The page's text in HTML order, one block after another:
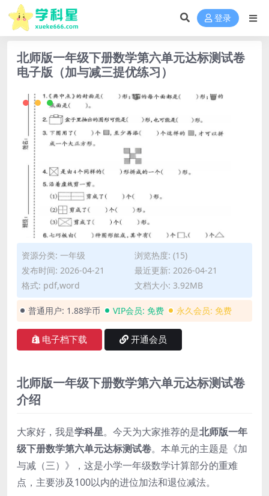
登录
北师版一年级下册数学第六单元达标测试卷
电子版（加与减三提优练习）
资源分类: 一年级
浏览热度: (15)
发布时间: 2026-04-21
最近更新: 2026-04-21
格式: pdf,word
文档大小: 3.92MB
普通用户: 1.88学币 VIP会员: 免费 永久会员: 免费
电子档下载 开通会员
北师版一年级下册数学第六单元达标测试卷
介绍
大家好，我是学科星。今天为大家推荐的是北师版一年
级下册数学第六单元达标测试卷。本单元的主题是《加
与减（三）》，这是小学一年级数学计算部分的重难
点，主要涉及100以内的进位加法和退位减法。